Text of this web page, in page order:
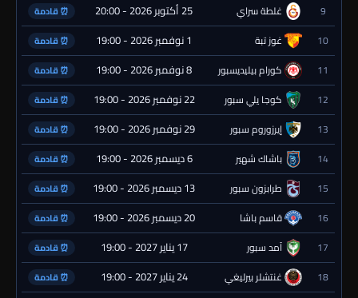
9 غلطة سراي 25 أكتوبر 2026 - 20:00 ⏰ قادمة
10 غوز تبة 1 نوفمبر 2026 - 19:00 ⏰ قادمة
11 كورام بيليديسبور 8 نوفمبر 2026 - 19:00 ⏰ قادمة
12 كوجا يلي سبور 22 نوفمبر 2026 - 19:00 ⏰ قادمة
13 إيرزوروم سبور 29 نوفمبر 2026 - 19:00 ⏰ قادمة
14 باشاك شهير 6 ديسمبر 2026 - 19:00 ⏰ قادمة
15 طرابزون سبور 13 ديسمبر 2026 - 19:00 ⏰ قادمة
16 قاسم باشا 20 ديسمبر 2026 - 19:00 ⏰ قادمة
17 آمد سبور 17 يناير 2027 - 19:00 ⏰ قادمة
18 غنتشلر بيرليغي 24 يناير 2027 - 19:00 ⏰ قادمة